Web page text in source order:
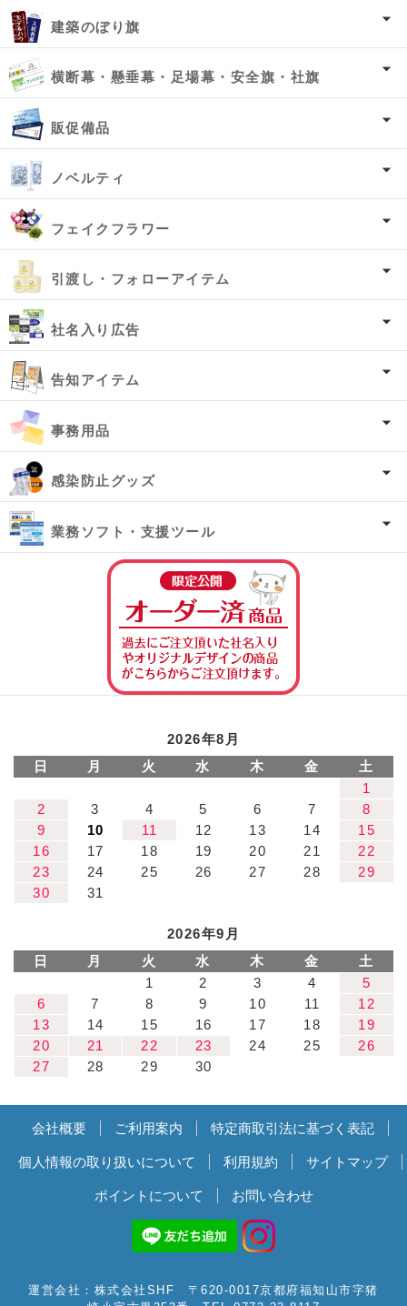
建築のぼり旗
横断幕・懸垂幕・足場幕・安全旗・社旗
販促備品
ノベルティ
フェイクフラワー
引渡し・フォローアイテム
社名入り広告
告知アイテム
事務用品
感染防止グッズ
業務ソフト・支援ツール
2026年8月
日
月 火 水 木 金
土
1
2
3 4 5 6 7
8
9
10 11 12 13 14
15
16
17 18 19 20 21
22
23
24 25 26 27 28
29
30
31
2026年9月
日
月 火 水 木 金
土
1
2 3 4
5
6
7 8 9 10 11
12
13
14 15 16 17 18
19
20
21 22 23 24 25
26
27
28 29 30
会社概要 ご利用案内 特定商取引法に基づく表記
個人情報の取り扱いについて 利用規約 サイトマップ
ポイントについて お問い合わせ
運営会社：株式会社SHF 〒620-0017京都府福知山市字猪